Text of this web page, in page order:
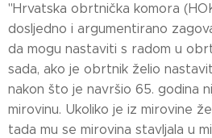
"Hrvatska obrtnička komora
dosljedno i argumentirano
da mogu nastaviti s radom u
sada, ako je obrtnik želio
nakon što je navršio 65. godina
mirovinu. Ukoliko je iz mirovine
tada mu se mirovina stavljala u